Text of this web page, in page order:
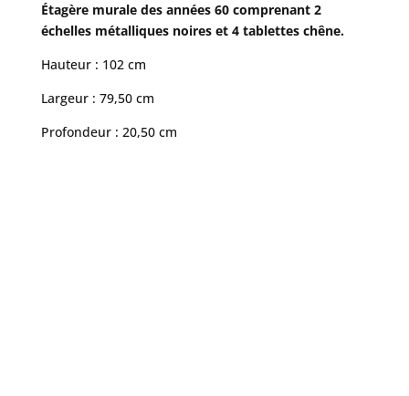
Étagère murale des années 60 comprenant 2
échelles métalliques noires et 4 tablettes chêne.
Hauteur : 102 cm
Largeur : 79,50 cm
Profondeur : 20,50 cm